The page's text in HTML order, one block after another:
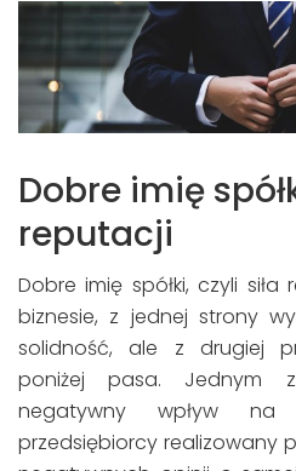
Dobre imię
reputacji
Dobre imię spółki, czyli
biznesie, z jednej strony
solidność, ale z drugiej
poniżej pasa. Jednym
negatywny wpływ
przedsiębiorcy realizowany